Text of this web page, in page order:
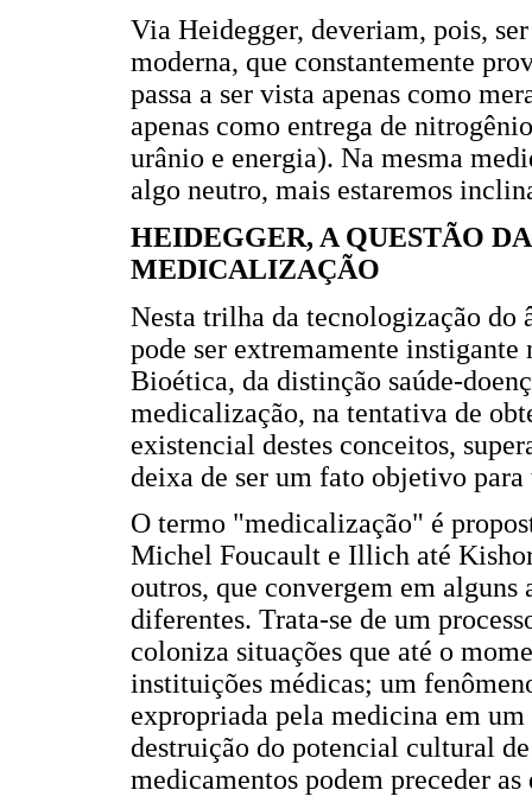
Via Heidegger, deveriam, pois,
moderna, que constantemente
passa a ser vista apenas como
apenas como entrega de
urânio e energia). Na mesma
algo neutro, mais estaremos
HEIDEGGER, A QUESTÃO
MEDICALIZAÇÃO
Nesta trilha da tecnologização do
pode ser extremamente
Bioética, da distinção saúde-
medicalização, na tentativa de
existencial destes conceitos,
deixa de ser um fato objetivo
O termo "medicalização" é
Michel Foucault e Illich até
outros, que convergem em alguns
diferentes. Trata-se de um
coloniza situações que até o
instituições médicas; um
expropriada pela medicina em um
destruição do potencial cultural de
medicamentos podem preceder